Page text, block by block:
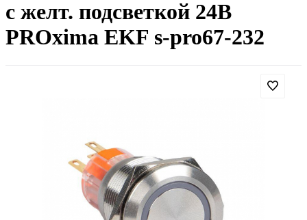
с желт. подсветкой 24В
PROxima EKF s-pro67-232